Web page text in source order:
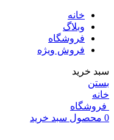
خانه
وبلاگ
فروشگاه
فروش ویژه
سبد خرید
بستن
خانه
فروشگاه
0 محصول سبد خرید